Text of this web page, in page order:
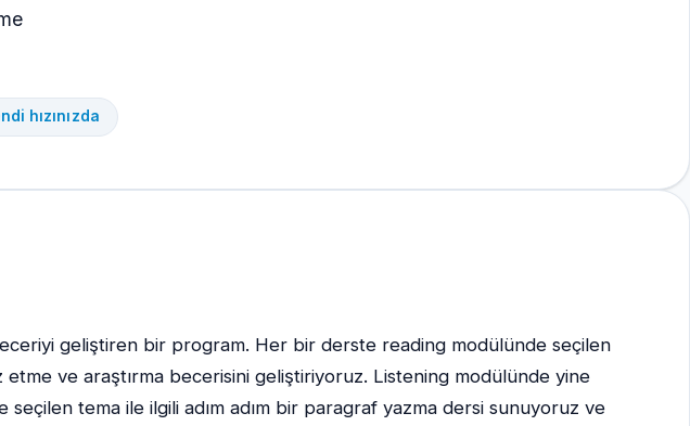
hızınızda
geliştiren bir program. Her bir derste reading modülünde seçilen
ve araştırma becerisini geliştiriyoruz. Listening modülünde yine
tema ile ilgili adım adım bir paragraf yazma dersi sunuyoruz ve